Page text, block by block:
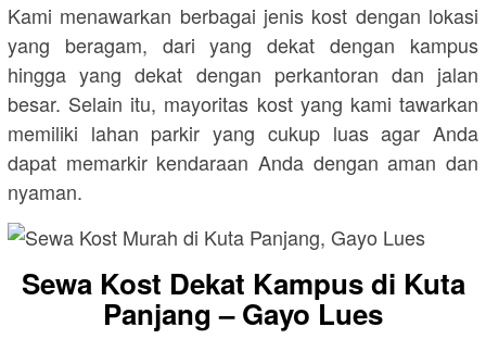
Kami menawarkan berbagai jenis kost dengan lokasi
yang beragam, dari yang dekat dengan kampus
hingga yang dekat dengan perkantoran dan jalan
besar. Selain itu, mayoritas kost yang kami tawarkan
memiliki lahan parkir yang cukup luas agar Anda
dapat memarkir kendaraan Anda dengan aman dan
nyaman.
Sewa Kost Dekat Kampus di Kuta
Panjang – Gayo Lues